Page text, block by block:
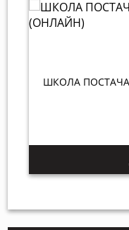
ШКОЛА